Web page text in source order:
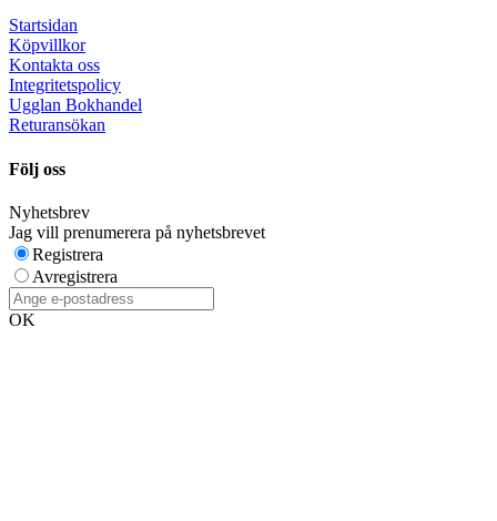
Startsidan
Köpvillkor
Kontakta oss
Integritetspolicy
Ugglan Bokhandel
Returansökan
Följ oss
Nyhetsbrev
Jag vill prenumerera på nyhetsbrevet
Registrera
Avregistrera
OK